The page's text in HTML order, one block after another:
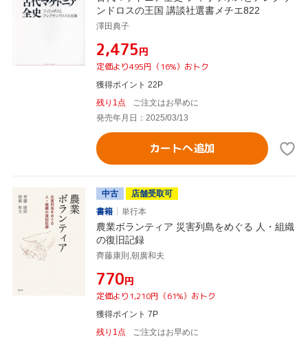
ンドロスの王国 講談社選書メチエ822
澤田典子
¥2,475円
定価より495円（16%）おトク
獲得ポイント 22P
残り1点
ご注文はお早めに
発売年月日：2025/03/13
カートへ追加
中古
店舗受取可
書籍
単行本
農業ボランティア 災害列島をめぐる 人・組織
の復旧記録
齊藤康則,朝廣和夫
¥770円
定価より1,210円（61%）おトク
獲得ポイント 7P
残り1点
ご注文はお早めに